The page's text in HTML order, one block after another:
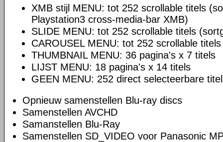
XMB stijl MENU: tot 252 scrollable titels
Playstation3 cross-media-bar XMB)
SLIDE MENU: tot 252 scrollable titels
CAROUSEL MENU: tot 252 scrollable titels
THUMBNAIL MENU: 36 pagina's x 7 titels
LIJST MENU: 18 pagina's x 14 titels
GEEN MENU: 252 direct selecteerbare
Opnieuw samenstellen Blu-ray discs
Samenstellen AVCHD
Samanstellen Blu-Ray
Samenstellen SD_VIDEO voor Panasonic